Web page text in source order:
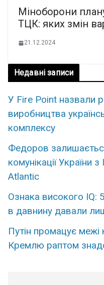
Міноборони
ТЦК: яких змін
21.12.2024
Недавні записи
У Fire Point назвали
виробництва
комплексу
Федоров
комунікації
Atlantic
Ознака високого IQ:
в давнину давали
Путін промацує
Кремлю раптом